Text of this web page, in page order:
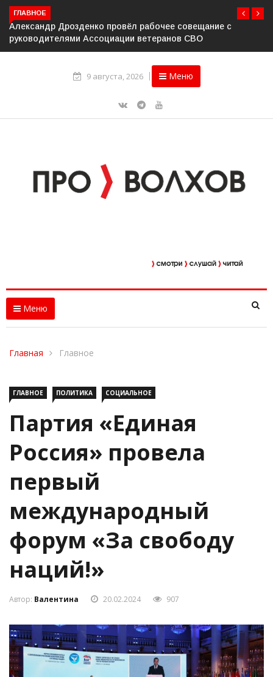
ГЛАВНОЕ
Александр Дрозденко провёл рабочее совещание с
руководителями Ассоциации ветеранов СВО
9 августа, 2026 Меню
Меню
Главная Главное
ГЛАВНОЕ ПОЛИТИКА СОЦИАЛЬНОЕ
Партия «Единая
Россия» провела
первый
международный
форум «За свободу
наций!»
Автор: Валентина 20.02.2024 907